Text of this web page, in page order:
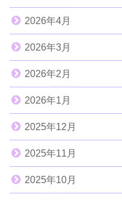
2026年4月
2026年3月
2026年2月
2026年1月
2025年12月
2025年11月
2025年10月